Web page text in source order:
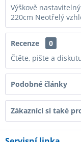
Výškově
220cm Neotřelý
Recenze
0
Čtěte, pište a
Podobné články
Zákazníci si také